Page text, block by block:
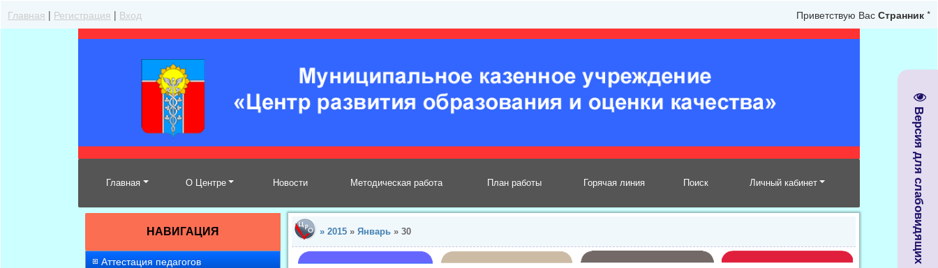
Версия для слабовидящих
Главная | Регистрация | Вход Приветствую Вас Странник *
Главная О Центре Новости Методическая работа План работы Горячая линия Поиск Личный кабинет
НАВИГАЦИЯ
Аттестация педагогов
» 2015 » Январь » 30